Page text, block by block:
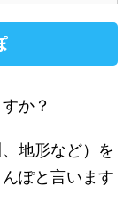
か？
地形など）を
ぽと言います